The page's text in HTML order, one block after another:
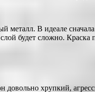
металл. В идеале
будет сложно.
хрупкий,